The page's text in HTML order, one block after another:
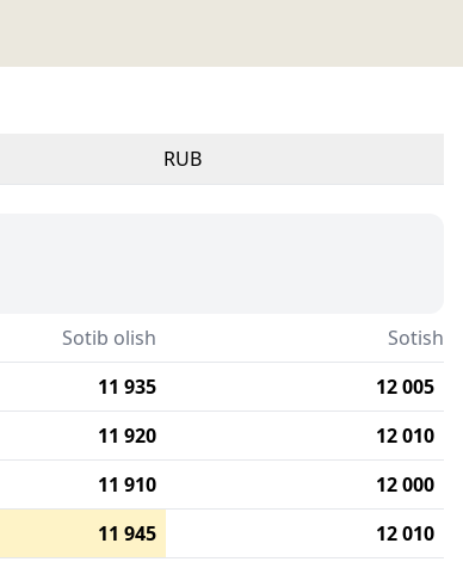
RUB
Sotib olish
Sotish
11 935
12 005
11 920
12 010
11 910
12 000
11 945
12 010